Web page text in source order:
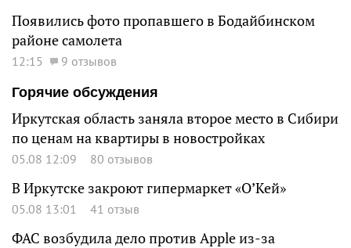
Появились фото пропавшего в Бодайбинском
районе самолета
12:15
9 отзывов
Горячие обсуждения
Иркутская область заняла второе место в Сибири
по ценам на квартиры в новостройках
05.08 12:09 80 отзывов
В Иркутске закроют гипермаркет «О’Кей»
05.08 13:01 41 отзыв
ФАС возбудила дело против Apple из-за